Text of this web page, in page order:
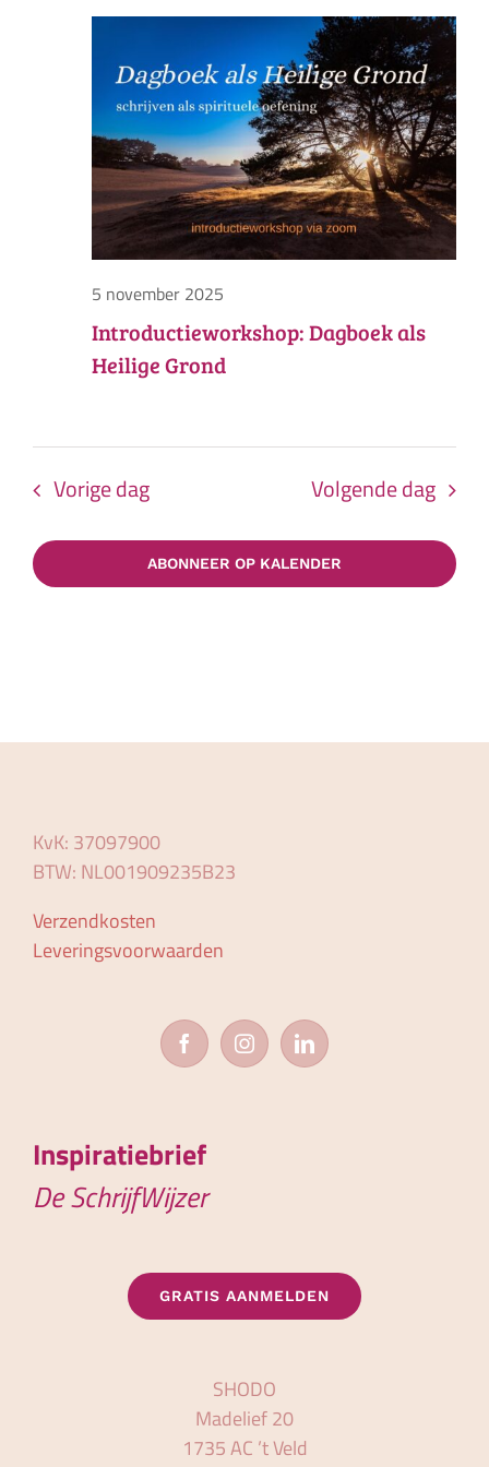
november
2025
en
datum.
Introductieworkshop: Dagboek als
Heilige Grond
5 november 2025
Vorige dag Volgende dag
ABONNEER OP KALENDER
KvK: 37097900
BTW: NL001909235B23
Verzendkosten
Leveringsvoorwaarden
Inspiratiebrief
De SchrijfWijzer
GRATIS AANMELDEN
SHODO
Madelief 20
1735 AC ’t Veld